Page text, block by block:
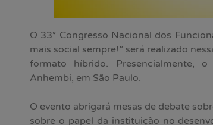
O 33° Congresso Nacional dos
mais social sempre!” será realizado
formato híbrido. Presencialmente,
Anhembi, em São Paulo.
O evento abrigará mesas de debate
sobre o papel da instituição no